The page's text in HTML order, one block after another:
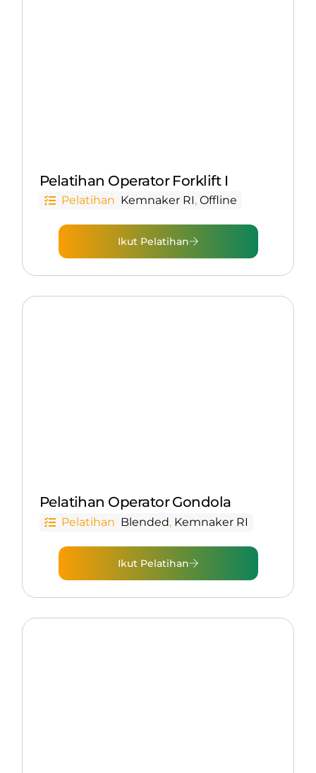
Pelatihan Operator Forklift I
Pelatihan Kemnaker RI, Offline
Ikut Pelatihan
Pelatihan Operator Gondola
Pelatihan Blended, Kemnaker RI
Ikut Pelatihan